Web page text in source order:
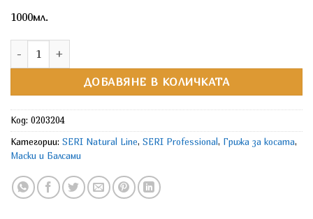
1000мл.
количество за SERI Natural Line Маска за суха, изтощена и
ДОБАВЯНЕ В КОЛИЧКАТА
Код: 0203204
Категории: SERI Natural Line, SERI Professional , Грижа за косата,
Маски и Балсами